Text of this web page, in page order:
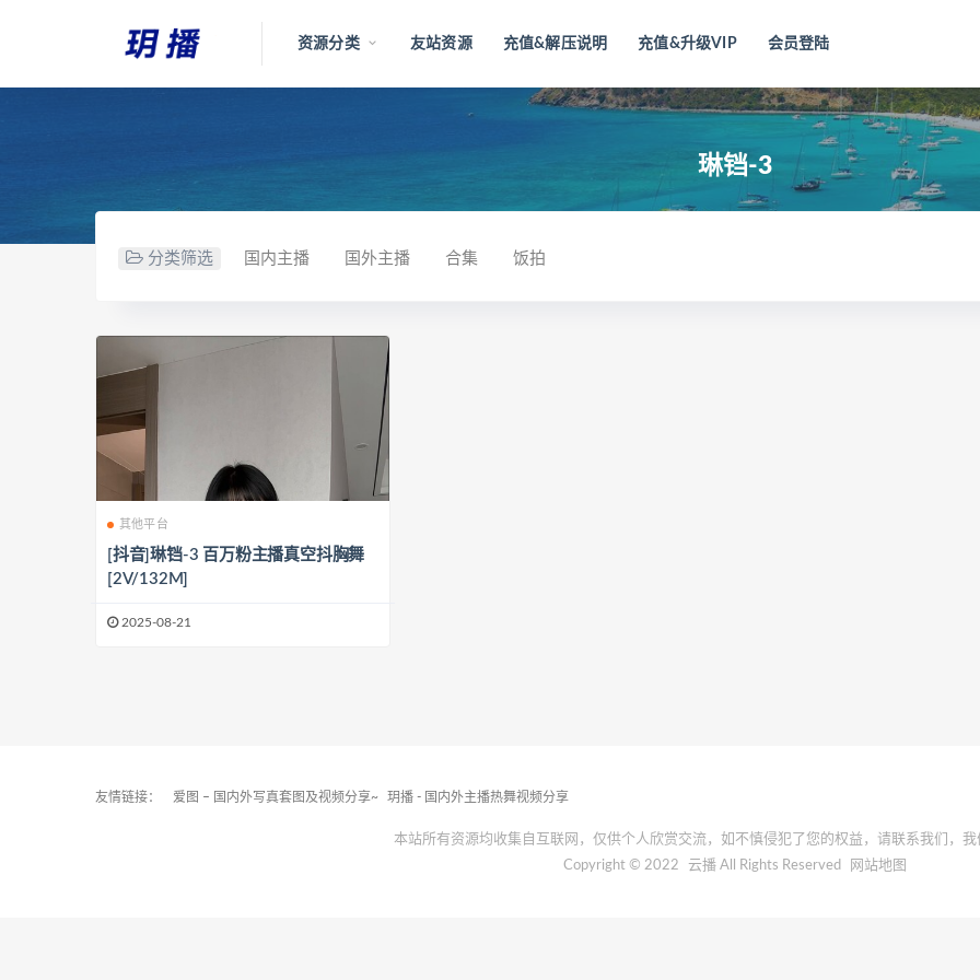
资源分类 友站资源 充值&解压说明 充值&升级VIP 会员登陆
琳铛-3
分类筛选 国内主播 国外主播 合集 饭拍
其他平台
[抖音]琳铛-3 百万粉主播真空抖胸舞
[2V/132M]
2025-08-21
友情链接： 爱图 – 国内外写真套图及视频分享~ 玥播 - 国内外主播热舞视频分享
本站所有资源均收集自互联网，仅供个人欣赏交流，如不慎侵犯了您的权益，请联系我们，我
Copyright © 2022
云播 All Rights Reserved 网站地图